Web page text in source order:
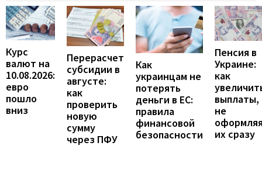
Курс
валют на
10.08.2026:
евро
пошло
вниз
Перерасчет
субсидии в
августе:
как
проверить
новую
сумму
через ПФУ
Как
украинцам не
потерять
деньги в ЕС:
правила
финансовой
безопасности
Пенсия в
Украине:
как
выплаты,
не
их сразу